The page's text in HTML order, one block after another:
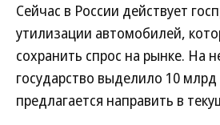
Сейчас в России действует
утилизации автомобилей,
сохранить спрос на рынке. На
государство выделило 10
предлагается направить в